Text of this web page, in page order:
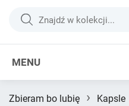
MENU
Zbieram bo lubię › Kapsle